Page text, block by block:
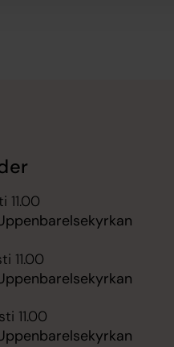
11.00
11.00
11.00